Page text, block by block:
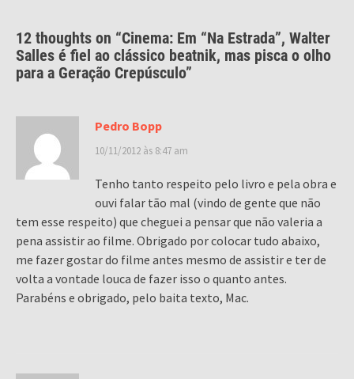
12 thoughts on “Cinema: Em “Na Estrada”, Walter
Salles é fiel ao clássico beatnik, mas pisca o olho
para a Geração Crepúsculo”
Pedro Bopp
10/11/2012 às 8:47 am
Tenho tanto respeito pelo livro e pela obra e
ouvi falar tão mal (vindo de gente que não
tem esse respeito) que cheguei a pensar que não valeria a
pena assistir ao filme. Obrigado por colocar tudo abaixo,
me fazer gostar do filme antes mesmo de assistir e ter de
volta a vontade louca de fazer isso o quanto antes.
Parabéns e obrigado, pelo baita texto, Mac.